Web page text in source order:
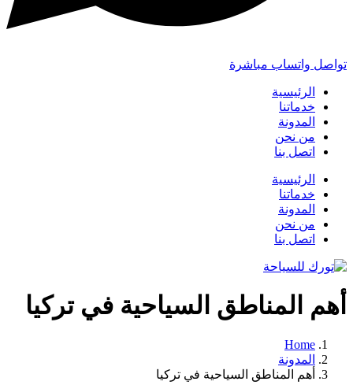
تواصل واتساب مباشرة
الرئيسية
خدماتنا
المدونة
من نحن
اتصل بنا
الرئيسية
خدماتنا
المدونة
من نحن
اتصل بنا
أهم المناطق السياحية في تركيا
Home
المدونة
أهم المناطق السياحية في تركيا